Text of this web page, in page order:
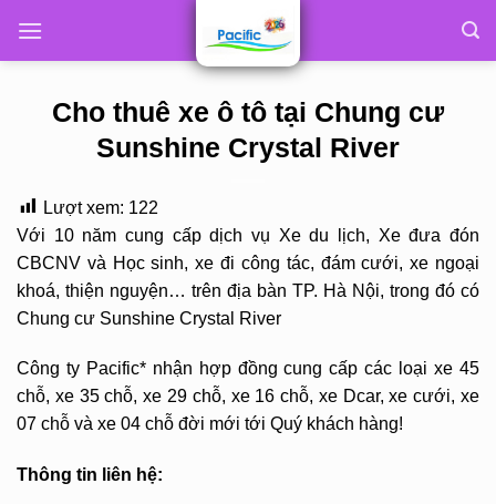
Cho thuê xe ô tô tại Chung cư
Sunshine Crystal River
Lượt xem: 122
Với 10 năm cung cấp dịch vụ Xe du lịch, Xe đưa đón
CBCNV và Học sinh, xe đi công tác, đám cưới, xe ngoại
khoá, thiện nguyện… trên địa bàn TP. Hà Nội, trong đó có
Chung cư Sunshine Crystal River
Công ty Pacific* nhận hợp đồng cung cấp các loại xe 45
chỗ, xe 35 chỗ, xe 29 chỗ, xe 16 chỗ, xe Dcar, xe cưới, xe
07 chỗ và xe 04 chỗ đời mới tới Quý khách hàng!
Thông tin liên hệ: